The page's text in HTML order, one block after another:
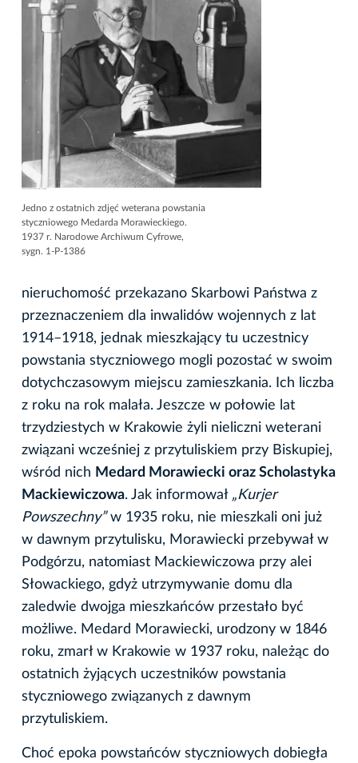
Jedno z ostatnich zdjęć weterana powstania
styczniowego Medarda Morawieckiego.
1937 r. Narodowe Archiwum Cyfrowe,
sygn. 1-P-1386
nieruchomość przekazano Skarbowi Państwa z
przeznaczeniem dla inwalidów wojennych z lat
1914–1918, jednak mieszkający tu uczestnicy
powstania styczniowego mogli pozostać w swoim
dotychczasowym miejscu zamieszkania. Ich liczba
z roku na rok malała. Jeszcze w połowie lat
trzydziestych w Krakowie żyli nieliczni weterani
związani wcześniej z przytuliskiem przy Biskupiej,
wśród nich Medard Morawiecki oraz Scholastyka
Mackiewiczowa. Jak informował „Kurjer
Powszechny”w 1935 roku, nie mieszkali oni już
w dawnym przytulisku, Morawiecki przebywał w
Podgórzu, natomiast Mackiewiczowa przy alei
Słowackiego, gdyż utrzymywanie domu dla
zaledwie dwojga mieszkańców przestało być
możliwe. Medard Morawiecki, urodzony w 1846
roku, zmarł w Krakowie w 1937 roku, należąc do
ostatnich żyjących uczestników powstania
styczniowego związanych z dawnym
przytuliskiem.
Choć epoka powstańców styczniowych dobiegła